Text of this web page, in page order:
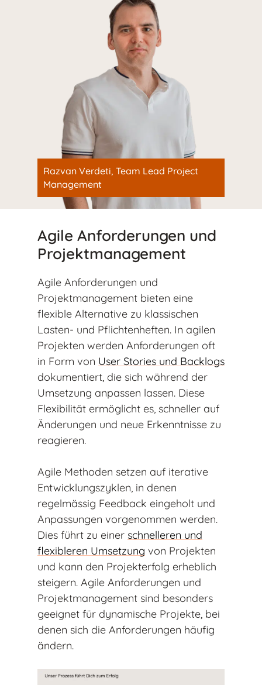
Razvan Verdeti, Team Lead Project
Management
Agile Anforderungen und
Projektmanagement
Agile Anforderungen und
Projektmanagement bieten eine
flexible Alternative zu klassischen
Lasten- und Pflichtenheften. In agilen
Projekten werden Anforderungen oft
in Form von User Stories und Backlogs
dokumentiert, die sich während der
Umsetzung anpassen lassen. Diese
Flexibilität ermöglicht es, schneller auf
Änderungen und neue Erkenntnisse zu
reagieren.
Agile Methoden setzen auf iterative
Entwicklungszyklen, in denen
regelmässig Feedback eingeholt und
Anpassungen vorgenommen werden.
Dies führt zu einer schnelleren und
flexibleren Umsetzung von Projekten
und kann den Projekterfolg erheblich
steigern. Agile Anforderungen und
Projektmanagement sind besonders
geeignet für dynamische Projekte, bei
denen sich die Anforderungen häufig
ändern.